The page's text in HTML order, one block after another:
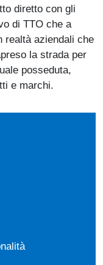
diretto con gli
di TTO che a
realtà aziendali che
la strada per
posseduta,
e marchi.